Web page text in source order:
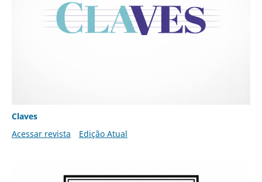
Claves
Acessar revista
Edição Atual